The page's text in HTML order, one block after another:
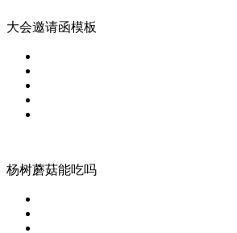
大会邀请函模板
杨树蘑菇能吃吗